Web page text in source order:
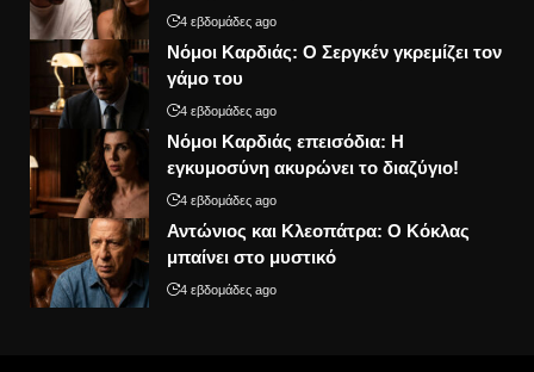
4 εβδομάδες ago
Νόμοι Καρδιάς: Ο Σεργκέν γκρεμίζει τον
γάμο του
4 εβδομάδες ago
Νόμοι Καρδιάς επεισόδια: Η
εγκυμοσύνη ακυρώνει το διαζύγιο!
4 εβδομάδες ago
Αντώνιος και Κλεοπάτρα: Ο Κόκλας
μπαίνει στο μυστικό
4 εβδομάδες ago